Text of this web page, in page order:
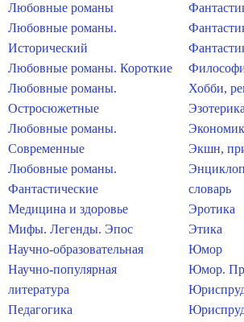
Любовные романы
Любовные романы.
Исторический
Любовные романы. Короткие
Любовные романы.
Остросюжетные
Любовные романы.
Современные
Любовные романы.
Фантастические
Медицина и здоровье
Мифы. Легенды. Эпос
Научно-образовательная
Научно-популярная
литература
Педагогика
Хобби,
Эзотерика
Экшн,
словарь
Эротика
Этика
Юмор
Юмор.